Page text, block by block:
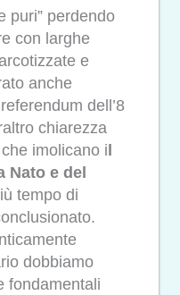
puri” perdendo
con larghe
e
anche
dell’8
chiarezza
imolicano i
e del
tempo di
dobbiamo
fondamentali